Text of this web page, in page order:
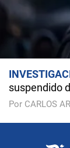
suspendido
Por CARLOS